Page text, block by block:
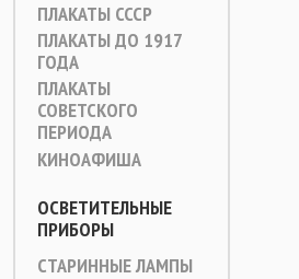
ПЛАКАТЫ СССР
ПЛАКАТЫ ДО 1917
ГОДА
ПЛАКАТЫ
СОВЕТСКОГО
ПЕРИОДА
КИНОАФИША
ОСВЕТИТЕЛЬНЫЕ
ПРИБОРЫ
СТАРИННЫЕ ЛАМПЫ